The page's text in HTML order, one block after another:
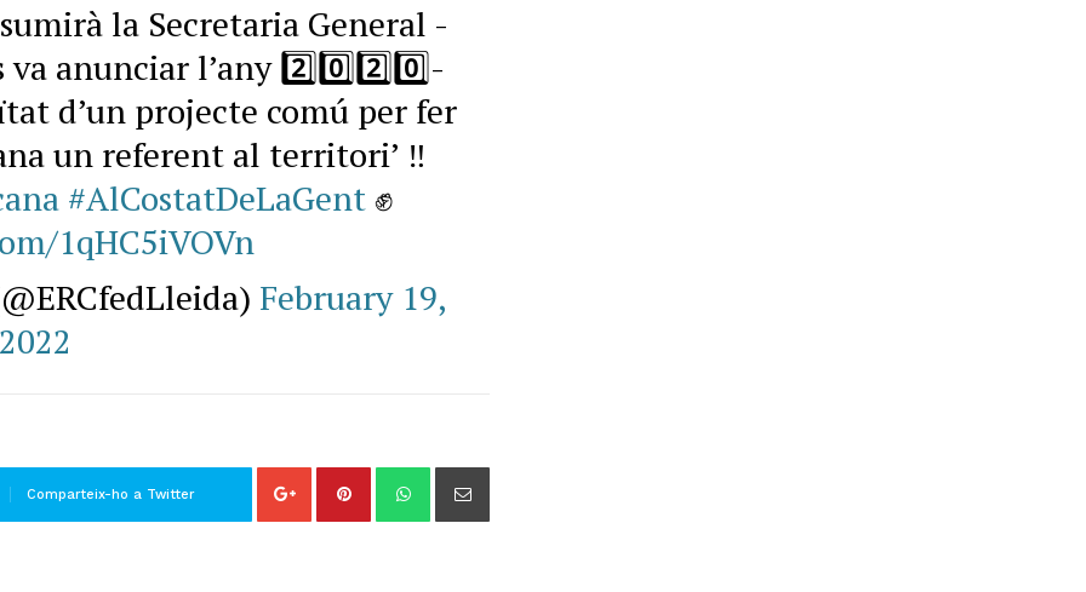
la Secretaria General -
anunciar l’any 2️⃣0️⃣2️⃣0️⃣-
d’un projecte comú per fer
un referent al territori’ ‼️
#AlCostatDeLaGent✊
1qHC5iVOVn
February 19,
2022
Comparteix-ho a Twitter